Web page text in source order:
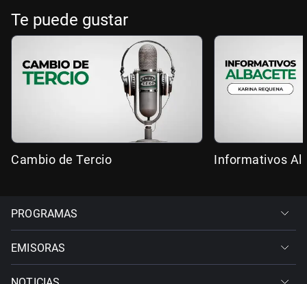
Te puede gustar
Cambio de Tercio Informativos
PROGRAMAS
EMISORAS